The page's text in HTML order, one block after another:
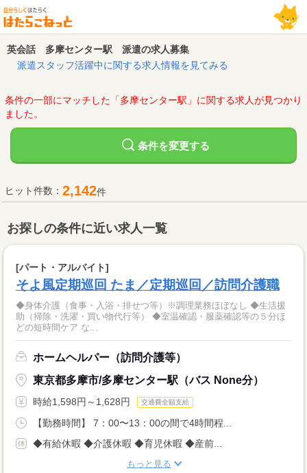
英会話 多摩センター駅 派遣の求人募集
派遣スタッフ活躍中に関する求人情報を見てみる
条件の一部にマッチした「多摩センター駅」に関する求人が見つかり
ました。
条件を変更する
ヒット件数： 2,142件
お探しの条件に近い求人一覧
[パート・アルバイト]
そよ風定期巡回 たま／定期巡回／訪問介護職
◆身体介護（食事・入浴・排せつ等）※調理業務ほぼなし ◆生活援
助（掃除・洗濯・買い物代行等） ◆室温確認・服薬確認等の５分ほ
どの短時間ケア な...
ホームヘルパー（訪問介護等）
東京都多摩市/多摩センター駅（バス None分）
時給1,598円～1,628円 交通費全額支給
【勤務時間】 7：00〜13：00の間で4時間程...
◆有給休暇 ◆介護休暇 ◆育児休暇 ◆産前...
もっと見る